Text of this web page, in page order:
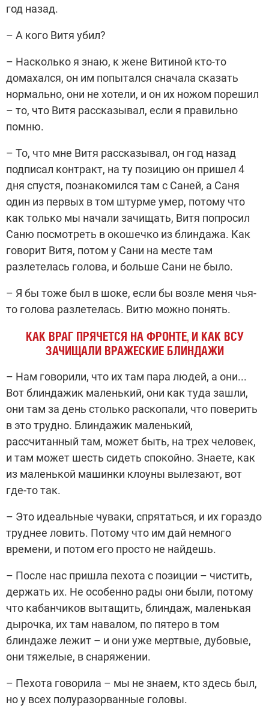
год назад.
– А кого Витя убил?
– Насколько я знаю, к жене Витиной кто-то
домахался, он им попытался сначала сказать
нормально, они не хотели, и он их ножом порешил
– то, что Витя рассказывал, если я правильно
помню.
– То, что мне Витя рассказывал, он год назад
подписал контракт, на ту позицию он пришел 4
дня спустя, познакомился там с Саней, а Саня
один из первых в том штурме умер, потому что
как только мы начали зачищать, Витя попросил
Саню посмотреть в окошечко из блиндажа. Как
говорит Витя, потом у Сани на месте там
разлетелась голова, и больше Сани не было.
– Я бы тоже был в шоке, если бы возле меня чья-
то голова разлетелась. Витю можно понять.
КАК ВРАГ ПРЯЧЕТСЯ НА ФРОНТЕ, И КАК ВСУ
ЗАЧИЩАЛИ ВРАЖЕСКИЕ БЛИНДАЖИ
– Нам говорили, что их там пара людей, а они...
Вот блиндажик маленький, они как туда зашли,
они там за день столько раскопали, что поверить
в это трудно. Блиндажик маленький,
рассчитанный там, может быть, на трех человек,
и там может шесть сидеть спокойно. Знаете, как
из маленькой машинки клоуны вылезают, вот
где-то так.
– Это идеальные чуваки, спрятаться, и их гораздо
труднее ловить. Потому что им дай немного
времени, и потом его просто не найдешь.
– После нас пришла пехота с позиции – чистить,
держать их. Не особенно рады они были, потому
что кабанчиков вытащить, блиндаж, маленькая
дырочка, их там навалом, по пятеро в том
блиндаже лежит – и они уже мертвые, дубовые,
они тяжелые, в снаряжении.
– Пехота говорила – мы не знаем, кто здесь был,
но у всех полуразорванные головы.